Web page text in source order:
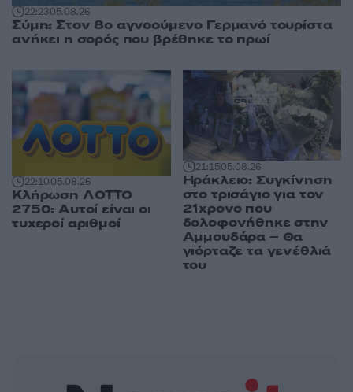
22:2305.08.26
Σύμη: Στον 8ο αγνοούμενο Γερμανό τουρίστα
ανήκει η σορός που βρέθηκε το πρωί
22:1005.08.26
Κλήρωση ΛΟΤΤΟ
2750: Αυτοί είναι οι
τυχεροί αριθμοί
21:1505.08.26
Ηράκλειο: Συγκίνηση
στο τρισάγιο για τον
21χρονο που
δολοφονήθηκε στην
Αμμουδάρα – Θα
γιόρταζε τα γενέθλιά
του